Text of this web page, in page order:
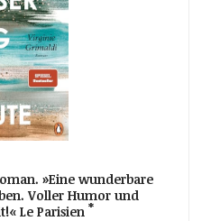
»Eine wunderbare
Voller Humor und
Le Parisien